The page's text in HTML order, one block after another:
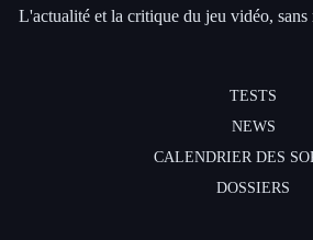
L'actualité et la critique du jeu vidéo, sans
TESTS
NEWS
CALENDRIER DES
DOSSIERS